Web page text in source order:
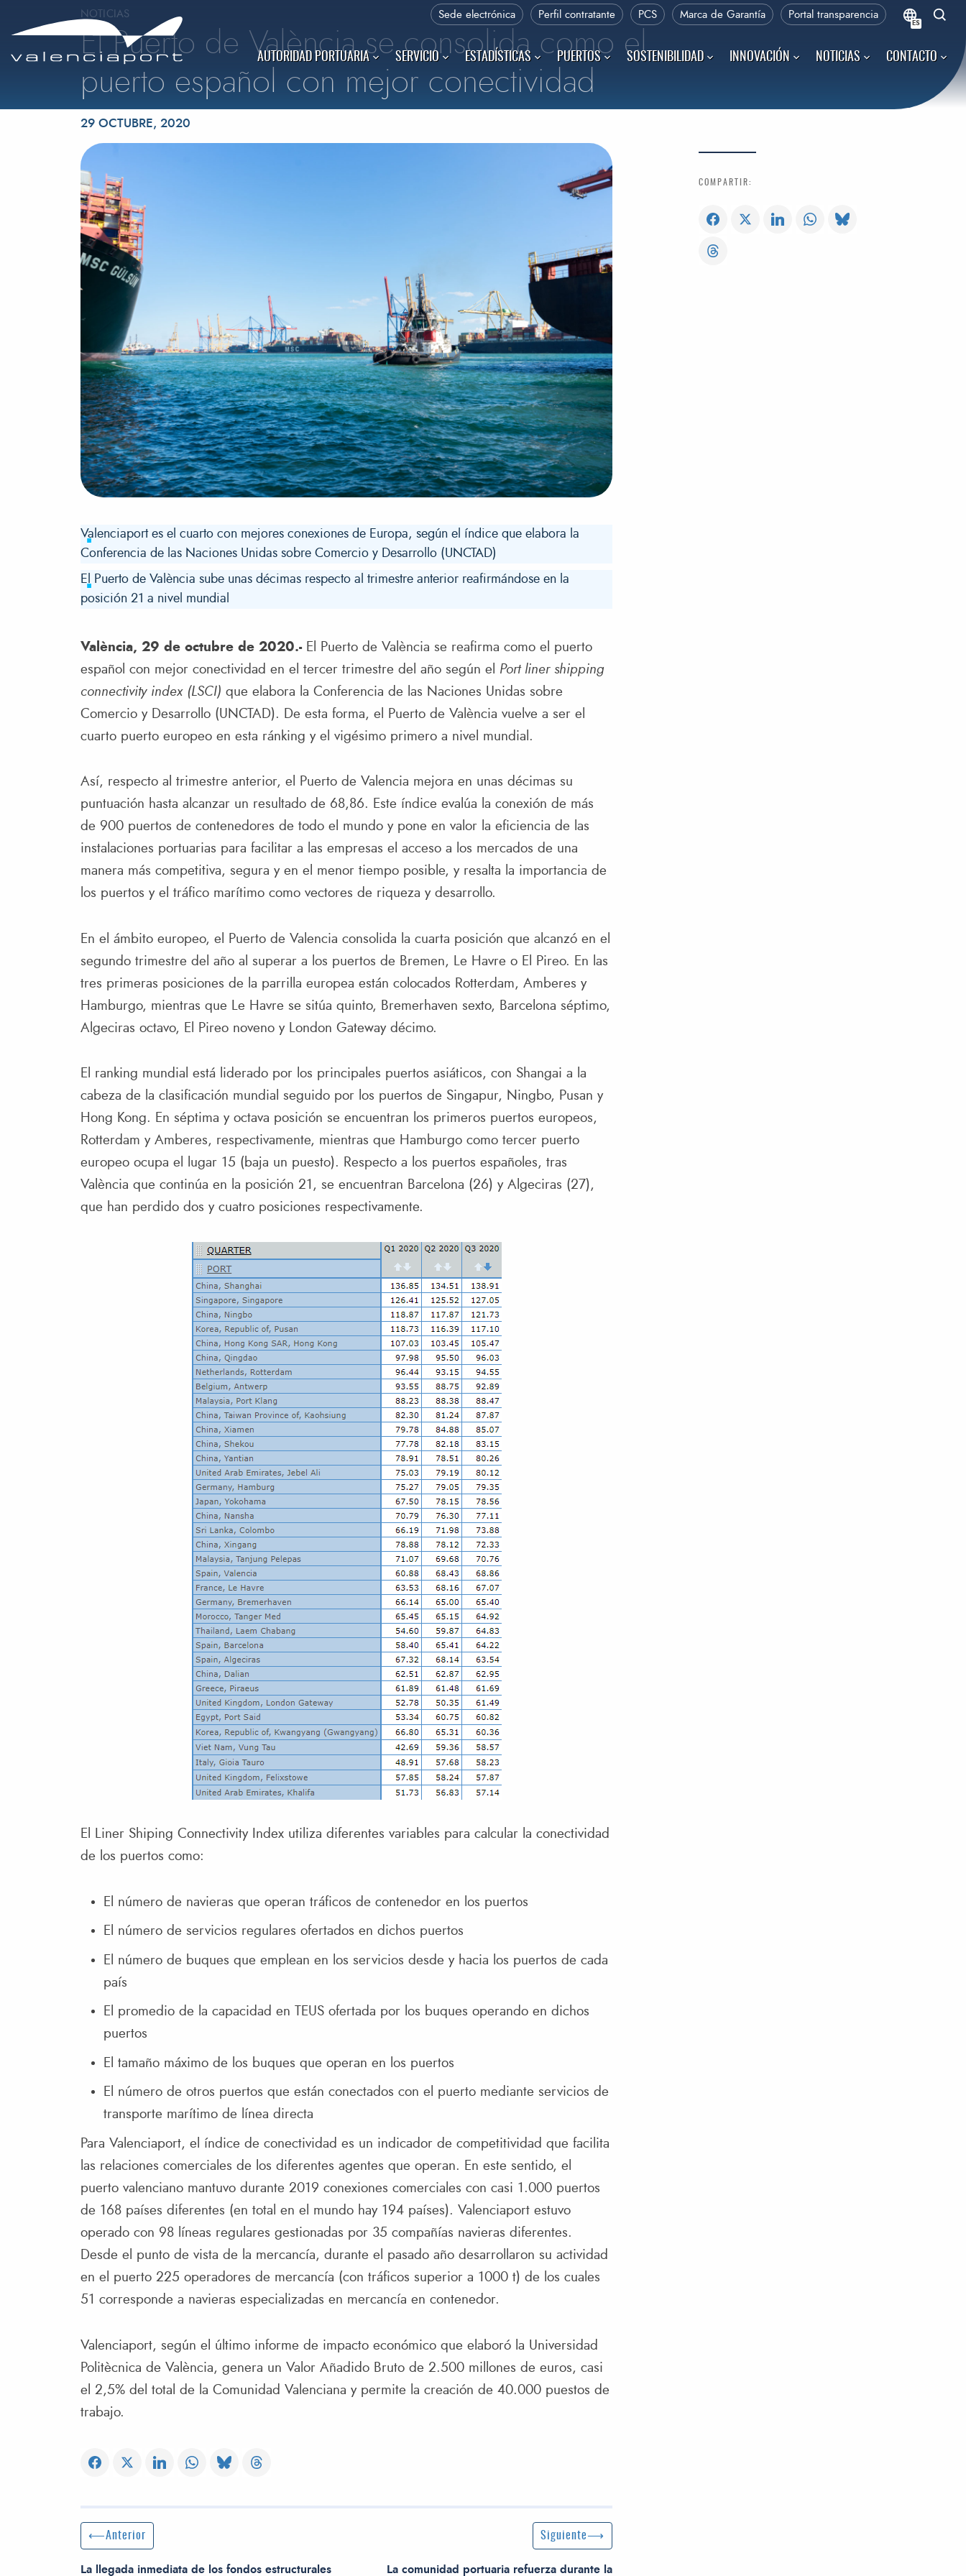
Sede electrónica Perfil contratante PCS Marca de Garantía Portal transparencia
ES
AUTORIDAD PORTUARIA SERVICIO ESTADÍSTICAS PUERTOS SOSTENIBILIDAD INNOVACIÓN NOTICIAS CONTACTO
NOTICIAS
El Puerto de València se consolida como el
puerto español con mejor conectividad
Publicado el
29 OCTUBRE, 2020
Valenciaport es el cuarto con mejores conexiones de Europa, según el índice que elabora la
Conferencia de las Naciones Unidas sobre Comercio y Desarrollo (UNCTAD)
El Puerto de València sube unas décimas respecto al trimestre anterior reafirmándose en la
posición 21 a nivel mundial
València, 29 de octubre de 2020.- El Puerto de València se reafirma como el puerto
español con mejor conectividad en el tercer trimestre del año según el Port liner shipping
connectivity index (LSCI) que elabora la Conferencia de las Naciones Unidas sobre
Comercio y Desarrollo (UNCTAD). De esta forma, el Puerto de València vuelve a ser el
cuarto puerto europeo en esta ránking y el vigésimo primero a nivel mundial.
Así, respecto al trimestre anterior, el Puerto de Valencia mejora en unas décimas su
puntuación hasta alcanzar un resultado de 68,86. Este índice evalúa la conexión de más
de 900 puertos de contenedores de todo el mundo y pone en valor la eficiencia de las
instalaciones portuarias para facilitar a las empresas el acceso a los mercados de una
manera más competitiva, segura y en el menor tiempo posible, y resalta la importancia de
los puertos y el tráfico marítimo como vectores de riqueza y desarrollo.
En el ámbito europeo, el Puerto de Valencia consolida la cuarta posición que alcanzó en el
segundo trimestre del año al superar a los puertos de Bremen, Le Havre o El Pireo. En las
tres primeras posiciones de la parrilla europea están colocados Rotterdam, Amberes y
Hamburgo, mientras que Le Havre se sitúa quinto, Bremerhaven sexto, Barcelona séptimo,
Algeciras octavo, El Pireo noveno y London Gateway décimo.
El ranking mundial está liderado por los principales puertos asiáticos, con Shangai a la
cabeza de la clasificación mundial seguido por los puertos de Singapur, Ningbo, Pusan y
Hong Kong. En séptima y octava posición se encuentran los primeros puertos europeos,
Rotterdam y Amberes, respectivamente, mientras que Hamburgo como tercer puerto
europeo ocupa el lugar 15 (baja un puesto). Respecto a los puertos españoles, tras
València que continúa en la posición 21, se encuentran Barcelona (26) y Algeciras (27),
que han perdido dos y cuatro posiciones respectivamente.
El Liner Shiping Connectivity Index utiliza diferentes variables para calcular la conectividad
de los puertos como:
El número de navieras que operan tráficos de contenedor en los puertos
El número de servicios regulares ofertados en dichos puertos
El número de buques que emplean en los servicios desde y hacia los puertos de cada
país
El promedio de la capacidad en TEUS ofertada por los buques operando en dichos
puertos
El tamaño máximo de los buques que operan en los puertos
El número de otros puertos que están conectados con el puerto mediante servicios de
transporte marítimo de línea directa
Para Valenciaport, el índice de conectividad es un indicador de competitividad que facilita
las relaciones comerciales de los diferentes agentes que operan. En este sentido, el
puerto valenciano mantuvo durante 2019 conexiones comerciales con casi 1.000 puertos
de 168 países diferentes (en total en el mundo hay 194 países). Valenciaport estuvo
operado con 98 líneas regulares gestionadas por 35 compañías navieras diferentes.
Desde el punto de vista de la mercancía, durante el pasado año desarrollaron su actividad
en el puerto 225 operadores de mercancía (con tráficos superior a 1000 t) de los cuales
51 corresponde a navieras especializadas en mercancía en contenedor.
Valenciaport, según el último informe de impacto económico que elaboró la Universidad
Politècnica de València, genera un Valor Añadido Bruto de 2.500 millones de euros, casi
el 2,5% del total de la Comunidad Valenciana y permite la creación de 40.000 puestos de
trabajo.
Navegación de entradas
Entrada anterior:
Anterior
La llegada inmediata de los fondos estructurales
Siguiente entrada
Siguiente
La comunidad portuaria refuerza durante la
COMPARTIR: